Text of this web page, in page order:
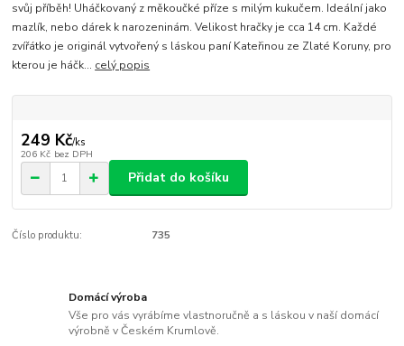
svůj příběh! Uháčkovaný z měkoučké příze s milým kukučem. Ideální jako
mazlík, nebo dárek k narozeninám. Velikost hračky je cca 14 cm. Každé
zvířátko je originál vytvořený s láskou paní Kateřinou ze Zlaté Koruny, pro
kterou je háčk... celý popis
249 Kč/ks
206 Kč bez DPH
Přidat do košíku
Číslo produktu: 735
Domácí výroba
Vše pro vás vyrábíme vlastnoručně a s láskou v naší domácí
výrobně v Českém Krumlově.